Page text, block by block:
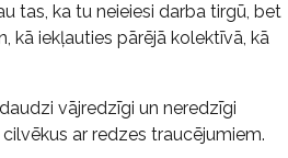
tas, ka tu neieiesi darba tirgū, bet
kā iekļauties pārējā kolektīvā, kā
vājredzīgi un neredzīgi
ar redzes traucējumiem.